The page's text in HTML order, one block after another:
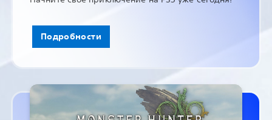
Подробности